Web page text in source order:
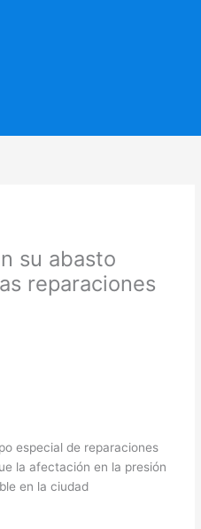
su abasto
reparaciones
especial de reparaciones
la afectación en la presión
en la ciudad